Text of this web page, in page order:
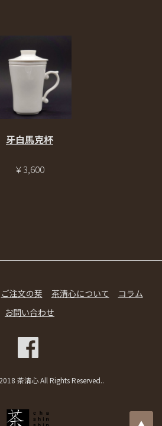
牙白馬克杯
￥3,600
ご注文の栞 茶清心について
コラム
お問い合わせ
茶清心 All Rights Reserved..
▲